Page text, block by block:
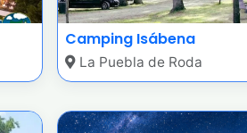
Camping Isábena
La Puebla de Roda